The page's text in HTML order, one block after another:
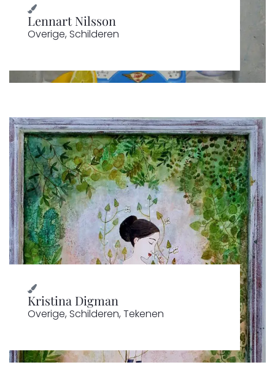
Lennart Nilsson
Overige, Schilderen
Kristina Digman
Overige, Schilderen, Tekenen